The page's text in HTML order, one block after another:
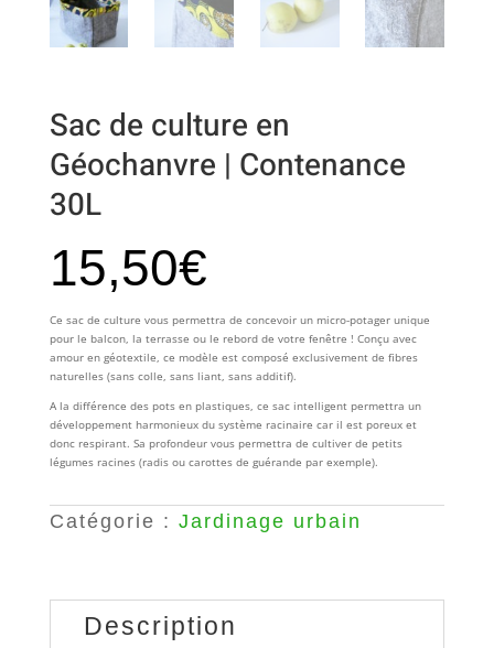
Sac de culture en
Géochanvre | Contenance
30L
15,50€
Ce sac de culture vous permettra de concevoir un micro-potager unique
pour le balcon, la terrasse ou le rebord de votre fenêtre ! Conçu avec
amour en géotextile, ce modèle est composé exclusivement de fibres
naturelles (sans colle, sans liant, sans additif).
A la différence des pots en plastiques, ce sac intelligent permettra un
développement harmonieux du système racinaire car il est poreux et
donc respirant. Sa profondeur vous permettra de cultiver de petits
légumes racines (radis ou carottes de guérande par exemple).
Catégorie : Jardinage urbain
Description